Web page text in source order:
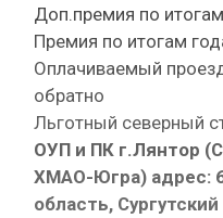
Доп.премия по
Премия по итогам
Оплачиваемый
обратно
Льготный северный
ОУП и ПК г.Лянтор
ХМАО-Югра) адрес:
область,